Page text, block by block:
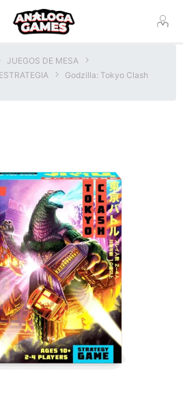
JUEGOS DE MESA
Godzilla: Tokyo Clash